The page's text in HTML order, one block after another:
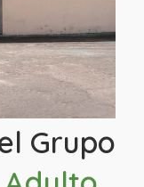
Grupo